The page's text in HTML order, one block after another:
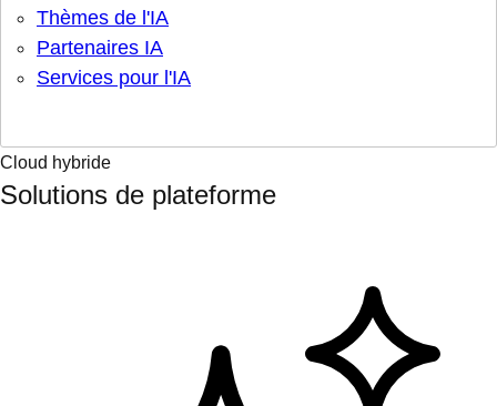
Thèmes de l'IA
Partenaires IA
Services pour l'IA
Cloud hybride
Solutions de plateforme